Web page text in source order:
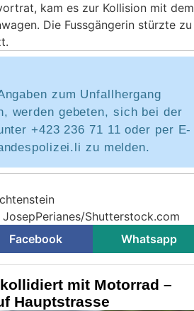
kam es zur Kollision mit dem
Die Fussgängerin stürzte zu
zum Unfallhergang
werden gebeten, sich bei der
+423 236 71 11 oder per E-
zu melden.
Shutterstock.com
Facebook Whatsapp
mit Motorrad –
Hauptstrasse